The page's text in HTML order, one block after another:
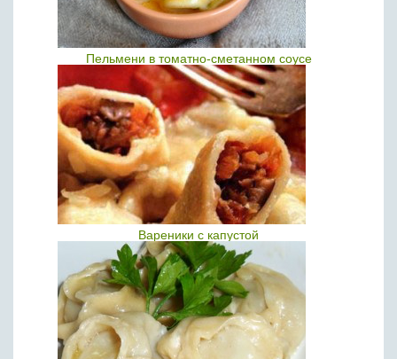
Пельмени в томатно-сметанном соусе
Вареники с капустой